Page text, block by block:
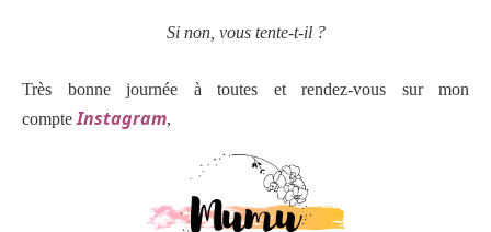
Si non, vous tente-t-il ?
Très bonne journée à toutes et rendez-vous sur mon
compte Instagram,